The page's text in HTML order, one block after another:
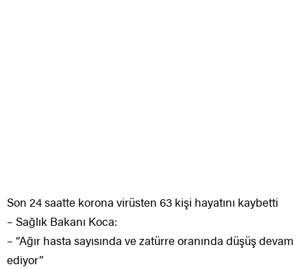
Son 24 saatte korona virüsten 63 kişi hayatını kaybetti
– Sağlık Bakanı Koca:
– “Ağır hasta sayısında ve zatürre oranında düşüş devam
ediyor”